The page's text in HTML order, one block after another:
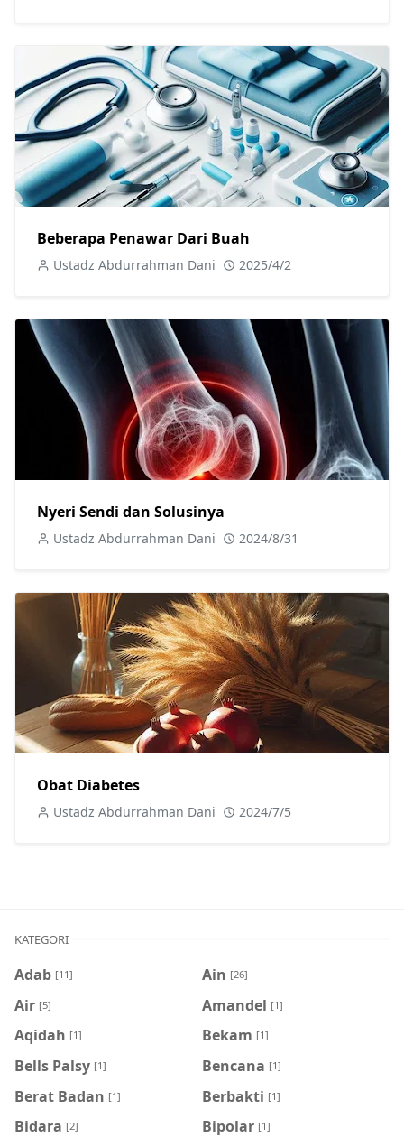
Beberapa Penawar Dari Buah
Ustadz Abdurrahman Dani 2025/4/2
Nyeri Sendi dan Solusinya
Ustadz Abdurrahman Dani 2024/8/31
Obat Diabetes
Ustadz Abdurrahman Dani 2024/7/5
KATEGORI
Adab [11] Ain [26]
Air [5] Amandel [1]
Aqidah [1] Bekam [1]
Bells Palsy [1] Bencana [1]
Berat Badan [1] Berbakti [1]
Bidara [2] Bipolar [1]